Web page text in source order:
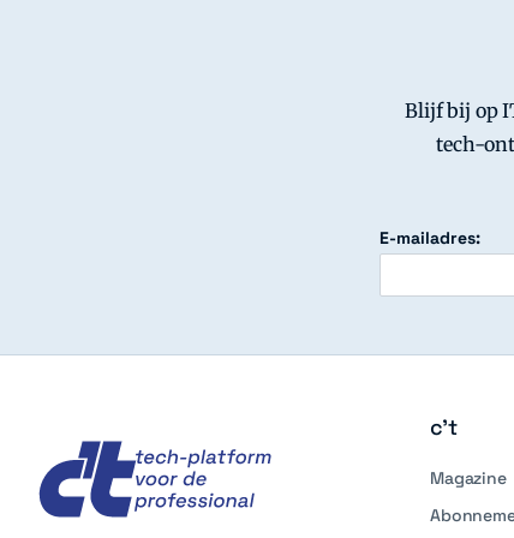
Blijf bij op
tech-
E-mailadres:
c't
Magazine